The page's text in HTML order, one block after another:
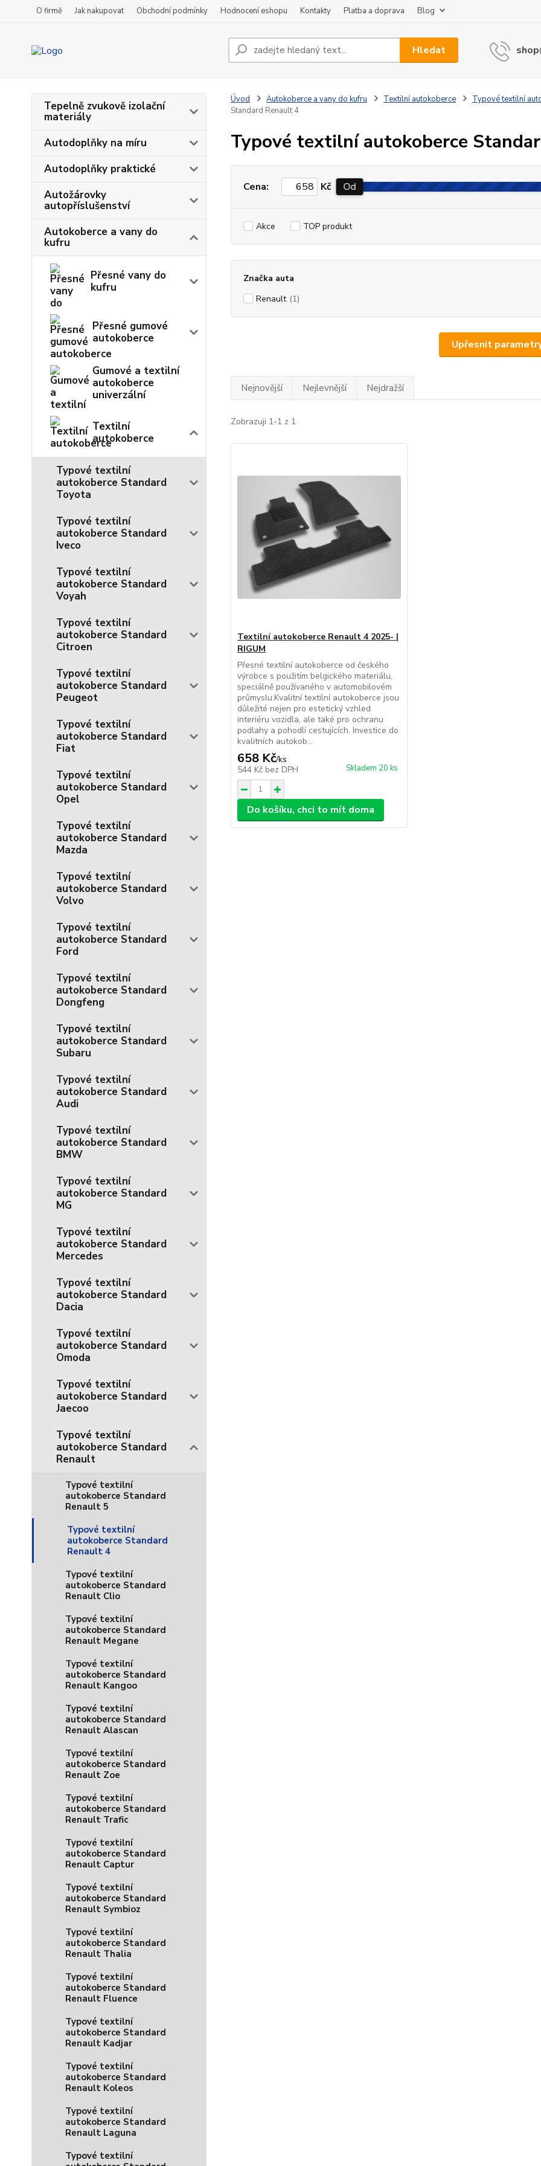
O firmě Jak nakupovat Obchodní podmínky Hodnocení eshopu Kontakty Platba a doprava Blog
Hledat
Tepelně zvukově izolační
materiály
Autodoplňky na míru
Autodoplňky praktické
Autožárovky
autopříslušenství
Autokoberce a vany do
kufru
Přesné vany do
kufru
Přesné gumové
autokoberce
Gumové a textilní
autokoberce
univerzální
Textilní
autokoberce
Typové textilní
autokoberce Standard
Toyota
Typové textilní
autokoberce Standard
Iveco
Typové textilní
autokoberce Standard
Voyah
Typové textilní
autokoberce Standard
Citroen
Typové textilní
autokoberce Standard
Peugeot
Typové textilní
autokoberce Standard
Fiat
Typové textilní
autokoberce Standard
Opel
Typové textilní
autokoberce Standard
Mazda
Typové textilní
autokoberce Standard
Volvo
Typové textilní
autokoberce Standard
Ford
Typové textilní
autokoberce Standard
Dongfeng
Typové textilní
autokoberce Standard
Subaru
Typové textilní
autokoberce Standard
Audi
Typové textilní
autokoberce Standard
BMW
Typové textilní
autokoberce Standard
MG
Typové textilní
autokoberce Standard
Mercedes
Typové textilní
autokoberce Standard
Dacia
Typové textilní
autokoberce Standard
Omoda
Typové textilní
autokoberce Standard
Jaecoo
Typové textilní
autokoberce Standard
Renault
Typové textilní
autokoberce Standard
Renault 5
Typové textilní
autokoberce Standard
Renault 4
Typové textilní
autokoberce Standard
Renault Clio
Typové textilní
autokoberce Standard
Renault Megane
Typové textilní
autokoberce Standard
Renault Kangoo
Typové textilní
autokoberce Standard
Renault Alascan
Typové textilní
autokoberce Standard
Renault Zoe
Typové textilní
autokoberce Standard
Renault Trafic
Typové textilní
autokoberce Standard
Renault Captur
Typové textilní
autokoberce Standard
Renault Symbioz
Typové textilní
autokoberce Standard
Renault Thalia
Typové textilní
autokoberce Standard
Renault Fluence
Typové textilní
autokoberce Standard
Renault Kadjar
Typové textilní
autokoberce Standard
Renault Koleos
Typové textilní
autokoberce Standard
Renault Laguna
Typové textilní
Úvod Autokoberce a vany do kufru Textilní autokoberce Typové textilní
Standard Renault 4
Typové textilní autokoberce
Upřesnit
Cena: Kč Od
Akce TOP produkt
Značka auta
Renault (1)
Nejnovější Nejlevnější Nejdražší
Zobrazuji 1-1 z 1
Textilní autokoberce Renault 4 2025- |
RIGUM
Přesné textilní autokoberce od českého
výrobce s použitím belgického materiálu,
speciálně používaného v automobilovém
průmyslu.Kvalitní textilní autokoberce jsou
důležité nejen pro estetický vzhled
interiéru vozidla, ale také pro ochranu
podlahy a pohodlí cestujících. Investice do
kvalitních autokob...
658 Kč/ks
544 Kč bez DPH Skladem 20 ks
Do košíku, chci to mít doma